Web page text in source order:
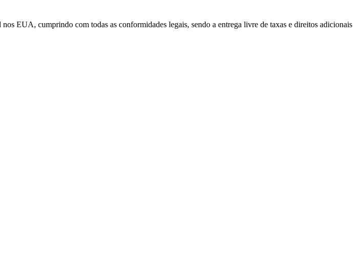
EUA, cumprindo com todas as conformidades legais, sendo a entrega livre de taxas e direitos adicionais